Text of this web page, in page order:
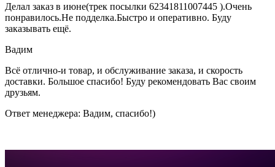
Делал заказ в июне(трек посылки 62341811007445 ).Очень
понравилось.Не подделка.Быстро и оперативно. Буду
заказывать ещё.
Вадим
В­сё отлично-и товар, и­ обслуживание заказа,­ и скорость
доставки.­ Большое спасибо! Буд­у рекомендовать Вас с­воим
друзьям.
Ответ менеджера: Вадим, спасибо!)